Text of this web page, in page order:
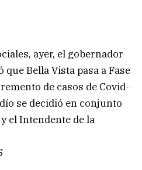
ayer, el gobernador
Bella Vista pasa a Fase
de casos de Covid-
se decidió en conjunto
el Intendente de la